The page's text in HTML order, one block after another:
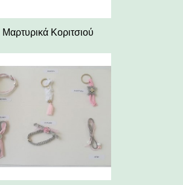
Μαρτυρικά Κοριτσιού